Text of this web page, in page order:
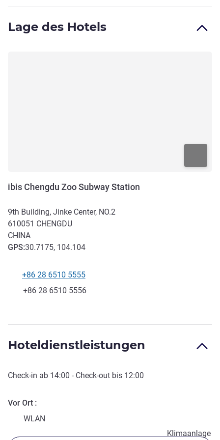
Lage des Hotels
ibis Chengdu Zoo Subway Station
9th Building, Jinke Center, NO.2
610051 CHENGDU
CHINA
GPS:30.7175, 104.104
+86 28 6510 5555
Fax
+86 28 6510 5556
Hoteldienstleistungen
Check-in ab 14:00 - Check-out bis 12:00
Vor Ort
WLAN
Klimaanlage